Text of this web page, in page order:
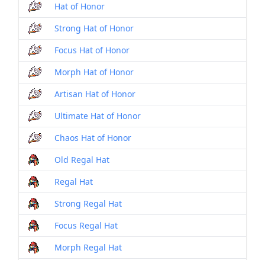
Hat of Honor
Strong Hat of Honor
Focus Hat of Honor
Morph Hat of Honor
Artisan Hat of Honor
Ultimate Hat of Honor
Chaos Hat of Honor
Old Regal Hat
Regal Hat
Strong Regal Hat
Focus Regal Hat
Morph Regal Hat